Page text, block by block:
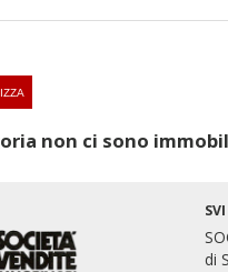
non ci sono
di